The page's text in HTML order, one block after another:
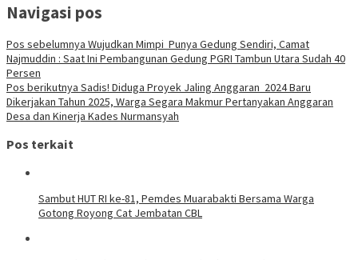
Navigasi pos
Pos sebelumnya Wujudkan Mimpi Punya Gedung Sendiri, Camat
Najmuddin : Saat Ini Pembangunan Gedung PGRI Tambun Utara Sudah 40
Persen
Pos berikutnya Sadis! Diduga Proyek Jaling Anggaran 2024 Baru
Dikerjakan Tahun 2025, Warga Segara Makmur Pertanyakan Anggaran
Desa dan Kinerja Kades Nurmansyah
Pos terkait
Sambut HUT RI ke-81, Pemdes Muarabakti Bersama Warga
Gotong Royong Cat Jembatan CBL